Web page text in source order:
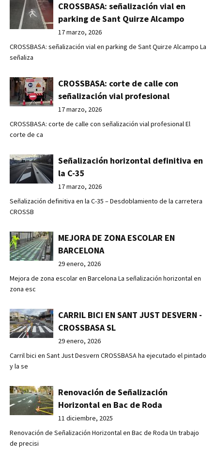
CROSSBASA: señalización vial en
parking de Sant Quirze Alcampo
17 marzo, 2026
CROSSBASA: señalización vial en parking de Sant Quirze Alcampo La
señaliza
CROSSBASA: corte de calle con
señalización vial profesional
17 marzo, 2026
CROSSBASA: corte de calle con señalización vial profesional El
corte de ca
Señalización horizontal definitiva en
la C-35
17 marzo, 2026
Señalización definitiva en la C-35 – Desdoblamiento de la carretera
CROSSB
MEJORA DE ZONA ESCOLAR EN
BARCELONA
29 enero, 2026
Mejora de zona escolar en Barcelona La señalización horizontal en
zona esc
CARRIL BICI EN SANT JUST DESVERN -
CROSSBASA SL
29 enero, 2026
Carril bici en Sant Just Desvern CROSSBASA ha ejecutado el pintado
y la se
Renovación de Señalización
Horizontal en Bac de Roda
11 diciembre, 2025
Renovación de Señalización Horizontal en Bac de Roda Un trabajo
de precisi